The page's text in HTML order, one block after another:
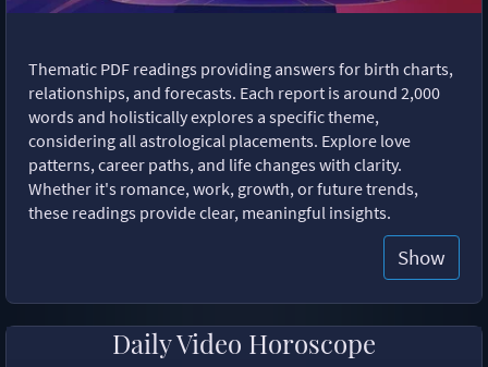
Thematic PDF readings providing answers for birth charts,
relationships, and forecasts. Each report is around 2,000
words and holistically explores a specific theme,
considering all astrological placements. Explore love
patterns, career paths, and life changes with clarity.
Whether it's romance, work, growth, or future trends,
these readings provide clear, meaningful insights.
Show
Daily Video Horoscope